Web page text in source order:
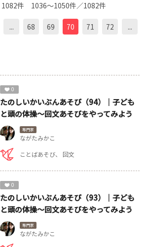
1082件 1036～1050件／1082件
... 68 69 70 71 72 ...
0
たのしいかいぶんあそび（94）｜子ども
と頭の体操～回文あそびをやってみよう
専門家
ながたみかこ
ことばあそび
回文
0
たのしいかいぶんあそび（93）｜子ども
と頭の体操～回文あそびをやってみよう
専門家
ながたみかこ